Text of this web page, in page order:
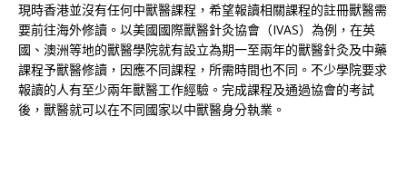
現時香港並沒有任何中獸醫課程，希望報讀相關課程的註冊獸醫需
要前往海外修讀。以美國國際獸醫針灸協會（IVAS）為例，在英
國、澳洲等地的獸醫學院就有設立為期一至兩年的獸醫針灸及中藥
課程予獸醫修讀，因應不同課程，所需時間也不同。不少學院要求
報讀的人有至少兩年獸醫工作經驗。完成課程及通過協會的考試
後，獸醫就可以在不同國家以中獸醫身分執業。